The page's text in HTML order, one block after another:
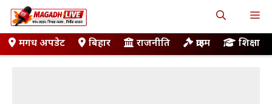
Skip
to
contentमगध अपडेट बिहार राजनीति क्राइम शिक्षा